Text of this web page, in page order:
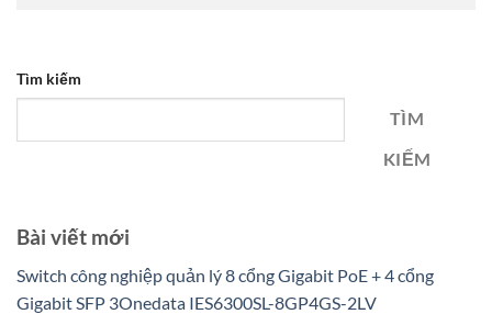
Tìm kiếm
TÌM
KIẾM
Bài viết mới
Switch công nghiệp quản lý 8 cổng Gigabit PoE + 4 cổng
Gigabit SFP 3Onedata IES6300SL-8GP4GS-2LV